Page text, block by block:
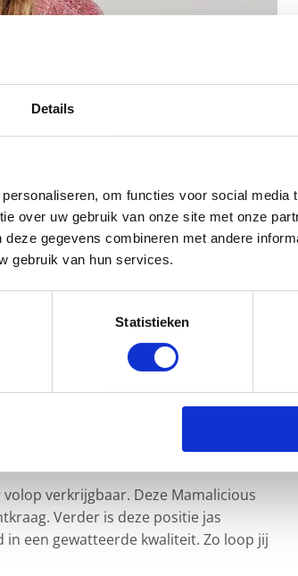
Details
om functies voor social media
over uw gebruik van onze site met onze
gegevens combineren met andere
gebruik van hun services.
Statistieken
verkrijgbaar. Deze Mamalicious
Verder is deze positie jas
een gewatteerde kwaliteit. Zo loop jij